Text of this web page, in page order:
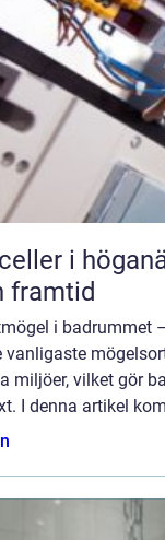
höganäs smart energi för
framtid
i badrummet
vanligaste
miljöer, vilket gör
I denna artikel